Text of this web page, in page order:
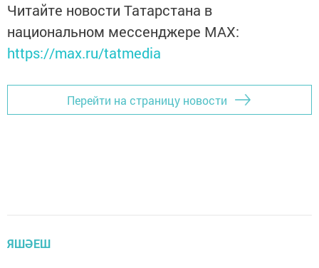
Читайте новости Татарстана в
национальном мессенджере MАХ:
https://max.ru/tatmedia
Перейти на страницу новости
ЯШӘЕШ